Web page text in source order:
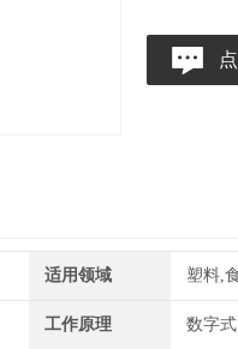
适用领域 塑料,
工作原理 数字式